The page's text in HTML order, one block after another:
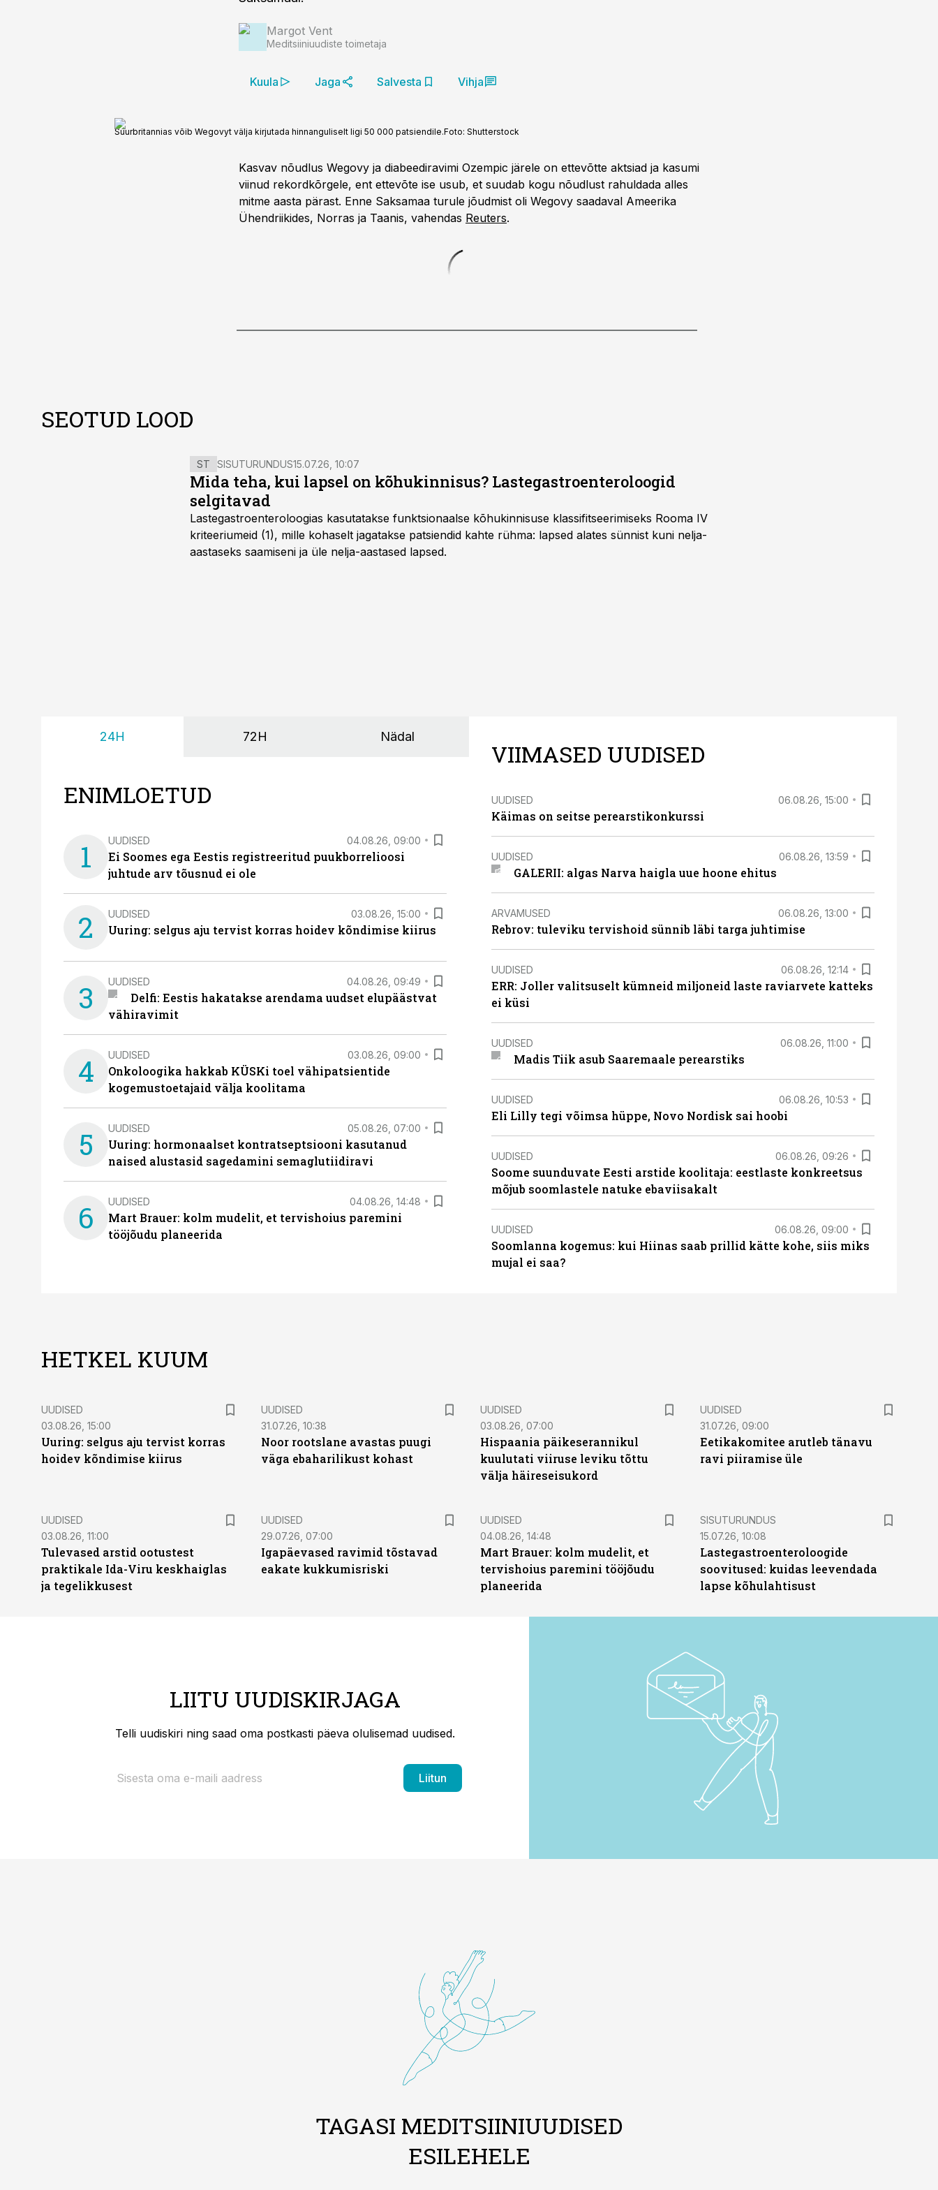
Margot Vent
Meditsiiniuudiste toimetaja
Kuula Jaga Salvesta Vihja
Suurbritannias võib Wegovyt välja kirjutada hinnanguliselt ligi 50 000 patsiendile.Foto: Shutterstock
Kasvav nõudlus Wegovy ja diabeediravimi Ozempic järele on ettevõtte aktsiad ja kasumi
viinud rekordkõrgele, ent ettevõte ise usub, et suudab kogu nõudlust rahuldada alles
mitme aasta pärast. Enne Saksamaa turule jõudmist oli Wegovy saadaval Ameerika
Ühendriikides, Norras ja Taanis, vahendas Reuters.
SEOTUD LOOD
ST SISUTURUNDUS15.07.26, 10:07
Mida teha, kui lapsel on kõhukinnisus? Lastegastroenteroloogid
selgitavad
Lastegastroenteroloogias kasutatakse funktsionaalse kõhukinnisuse klassifitseerimiseks Rooma IV
kriteeriumeid (1), mille kohaselt jagatakse patsiendid kahte rühma: lapsed alates sünnist kuni nelja-
aastaseks saamiseni ja üle nelja-aastased lapsed.
24H 72H Nädal
ENIMLOETUD
1 UUDISED 04.08.26, 09:00
Ei Soomes ega Eestis registreeritud puukborrelioosi
juhtude arv tõusnud ei ole
2 UUDISED 03.08.26, 15:00
Uuring: selgus aju tervist korras hoidev kõndimise kiirus
3 UUDISED 04.08.26, 09:49
Delfi: Eestis hakatakse arendama uudset elupäästvat
vähiravimit
4 UUDISED 03.08.26, 09:00
Onkoloogika hakkab KÜSKi toel vähipatsientide
kogemustoetajaid välja koolitama
5 UUDISED 05.08.26, 07:00
Uuring: hormonaalset kontratseptsiooni kasutanud
naised alustasid sagedamini semaglutiidiravi
6 UUDISED 04.08.26, 14:48
Mart Brauer: kolm mudelit, et tervishoius paremini
tööjõudu planeerida
VIIMASED UUDISED
UUDISED 06.08.26, 15:00
Käimas on seitse perearstikonkurssi
UUDISED 06.08.26, 13:59
GALERII: algas Narva haigla uue hoone ehitus
ARVAMUSED 06.08.26, 13:00
Rebrov: tuleviku tervishoid sünnib läbi targa juhtimise
UUDISED 06.08.26, 12:14
ERR: Joller valitsuselt kümneid miljoneid laste raviarvete katteks
ei küsi
UUDISED 06.08.26, 11:00
Madis Tiik asub Saaremaale perearstiks
UUDISED 06.08.26, 10:53
Eli Lilly tegi võimsa hüppe, Novo Nordisk sai hoobi
UUDISED 06.08.26, 09:26
Soome suunduvate Eesti arstide koolitaja: eestlaste konkreetsus
mõjub soomlastele natuke ebaviisakalt
UUDISED 06.08.26, 09:00
Soomlanna kogemus: kui Hiinas saab prillid kätte kohe, siis miks
mujal ei saa?
HETKEL KUUM
UUDISED
03.08.26, 15:00
Uuring: selgus aju tervist korras
hoidev kõndimise kiirus
UUDISED
31.07.26, 10:38
Noor rootslane avastas puugi
väga ebaharilikust kohast
UUDISED
03.08.26, 07:00
Hispaania päikeserannikul
kuulutati viiruse leviku tõttu
välja häireseisukord
UUDISED
31.07.26, 09:00
Eetikakomitee arutleb tänavu
ravi piiramise üle
UUDISED
03.08.26, 11:00
Tulevased arstid ootustest
praktikale Ida-Viru keskhaiglas
ja tegelikkusest
UUDISED
29.07.26, 07:00
Igapäevased ravimid tõstavad
eakate kukkumisriski
UUDISED
04.08.26, 14:48
Mart Brauer: kolm mudelit, et
tervishoius paremini tööjõudu
planeerida
ST
SISUTURUNDUS
15.07.26, 10:08
Lastegastroenteroloogide
soovitused: kuidas leevendada
lapse kõhulahtisust
LIITU UUDISKIRJAGA
Telli uudiskiri ning saad oma postkasti päeva olulisemad uudised.
Liitun
TAGASI MEDITSIINIUUDISED
ESILEHELE